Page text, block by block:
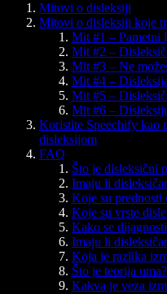
Mitovi o disleksiji
Mitovi o disleksiji koje
Mit #1 – Pametni
Mit #2 –
Mit #3 – Ne
Mit #4 –
Mit #5 –
Mit #6 –
Koristite Speechify kao
disleksijom
FAQ
Što je disleksični
Imaju li
Koje su prednosti
Koje su vrste
Kako se
Imaju li
Koja je razlika
Što je teorija uma?
Kakva je veza